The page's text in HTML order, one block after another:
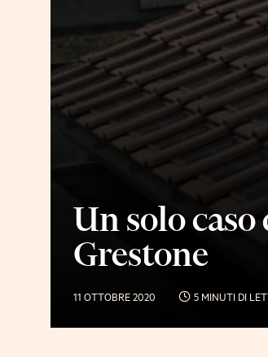
Un solo
Grestone
11 OTTOBRE 2020 5 MINUTI DI